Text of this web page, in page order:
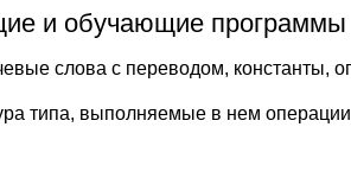
и обучающие программы
слова с переводом, константы,
типа, выполняемые в нем